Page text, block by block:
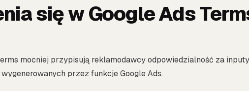
się w Google Ads
mocniej przypisują reklamodawcy odpowiedzialność za
przez funkcje Google Ads.